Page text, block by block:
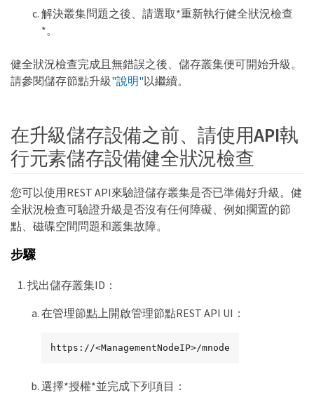
解決叢集問題之後、請選取*重新執行健全狀況檢查
*。
健全狀況檢查完成且無錯誤之後、儲存叢集便可開始升級。
請參閱儲存節點升級"說明"以繼續。
在升級儲存設備之前、請使用API執
行元素儲存設備健全狀況檢查
您可以使用REST API來驗證儲存叢集是否已準備好升級。健
全狀況檢查可驗證升級是否沒有任何障礙、例如擱置的節
點、磁碟空間問題和叢集故障。
步驟
找出儲存叢集ID：
在管理節點上開啟管理節點REST API UI：
https://<ManagementNodeIP>/mnode
選擇*授權*並完成下列項目：